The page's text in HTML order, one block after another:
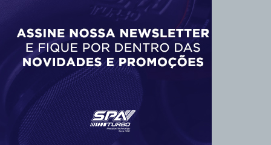
BOMBA DE COMBUSTÍVEL
Suportes (2)
CARBURADORES E COMPONENTES
Componentes (9)